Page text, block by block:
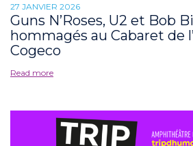
27 JANVIER 2026
Guns N’Roses, U2 et Bob
hommagés au Cabaret de
Cogeco
Read more